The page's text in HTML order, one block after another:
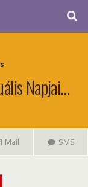
Napjai…
Mail SMS